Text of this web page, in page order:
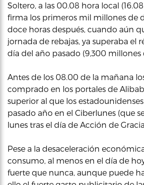
Soltero, a las 00.08 hora local
firma los primeros mil millones de
doce horas después, cuando aún
jornada de rebajas, ya superaba el
día del año pasado (9,300 millones
Antes de los 08.00 de la mañana
comprado en los portales de
superior al que los
pasado año en el Ciberlunes (que
lunes tras el día de Acción de
Pese a la desaceleración
consumo, al menos en el día de
fuerte que nunca, aunque puede